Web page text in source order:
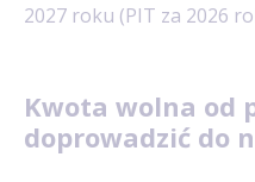
2027 roku (PIT za 2026
Kwota wolna od
doprowadzić do